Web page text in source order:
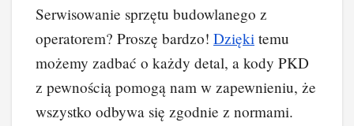
Serwisowanie sprzętu budowlanego z
operatorem? Proszę bardzo! Dzięki temu
możemy zadbać o każdy detal, a kody PKD
z pewnością pomogą nam w zapewnieniu, że
wszystko odbywa się zgodnie z normami.